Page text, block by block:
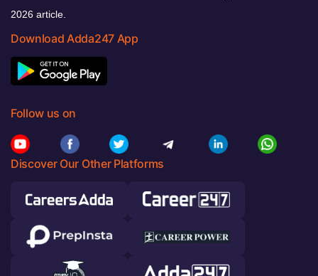
2026 article.
Download Adda247 App
Follow us on
Discover Our Other Platforms